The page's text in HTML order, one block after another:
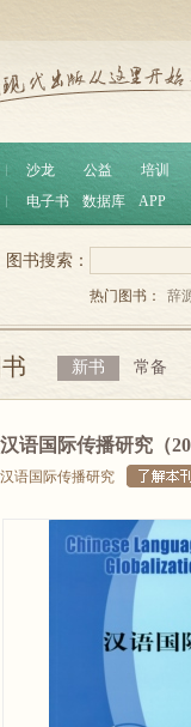
沙龙 公益
培训
电子书 数据库 APP
图书搜索：
热门图书： 辞
新书 常备
汉语国际传播研究（
汉语国际传播研究